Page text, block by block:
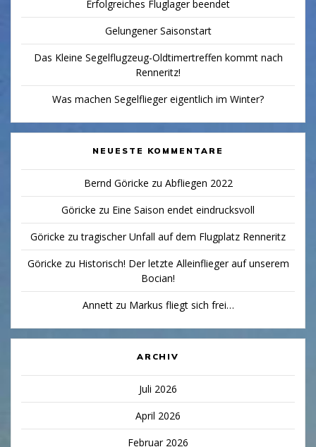
Erfolgreiches Fluglager beendet
Gelungener Saisonstart
Das Kleine Segelflugzeug-Oldtimertreffen kommt nach
Renneritz!
Was machen Segelflieger eigentlich im Winter?
NEUESTE KOMMENTARE
Bernd Göricke zu Abfliegen 2022
Göricke zu Eine Saison endet eindrucksvoll
Göricke zutragischer Unfall auf dem Flugplatz Renneritz
Göricke zu Historisch! Der letzte Alleinflieger auf unserem
Bocian!
Annettzu Markus fliegt sich frei…
ARCHIV
Juli 2026
April 2026
Februar 2026